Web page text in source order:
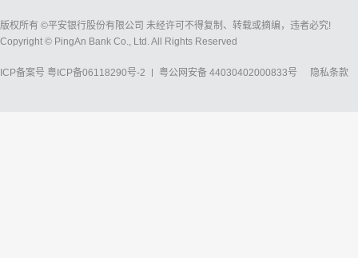
版权所有 ©平安银行股份有限公司 未经许可不得复制、转载或摘编，违者必究!
Copyright © PingAn Bank Co., Ltd. All Rights Reserved
ICP备案号 粤ICP备06118290号-2 粤公网安备 44030402000833号 隐私条款